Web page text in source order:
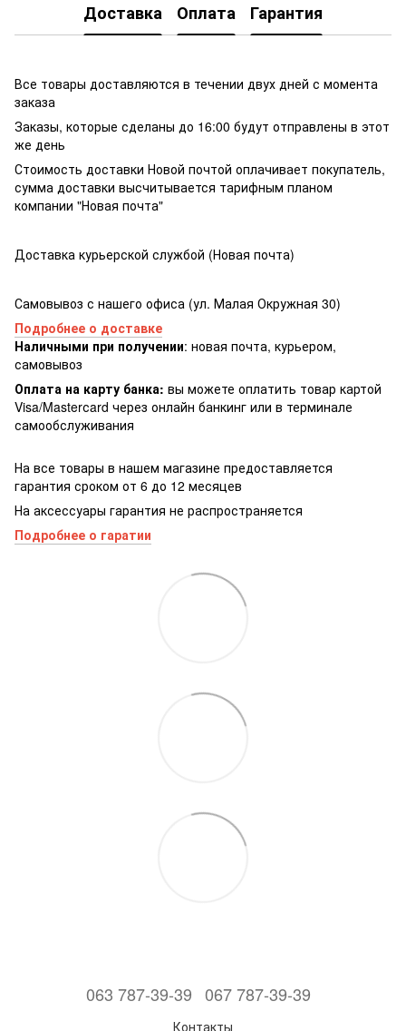
Доставка Оплата Гарантия
Все товары доставляются в течении двух дней с момента
заказа
Заказы, которые сделаны до 16:00 будут отправлены в этот
же день
Стоимость доставки Новой почтой оплачивает покупатель,
сумма доставки высчитывается тарифным планом
компании "Новая почта"
Доставка курьерской службой (Новая почта)
Самовывоз с нашего офиса (ул. Малая Окружная 30)
Подробнее о доставке
Наличными при получении: новая почта, курьером,
самовывоз
Оплата на карту банка: вы можете оплатить товар картой
Visa/Masterсard через онлайн банкинг или в терминале
самообслуживания
На все товары в нашем магазине предоставляется
гарантия сроком от 6 до 12 месяцев
На аксессуары гарантия не распространяется
Подробнее о гаратии
063 787-39-39 067 787-39-39
Контакты